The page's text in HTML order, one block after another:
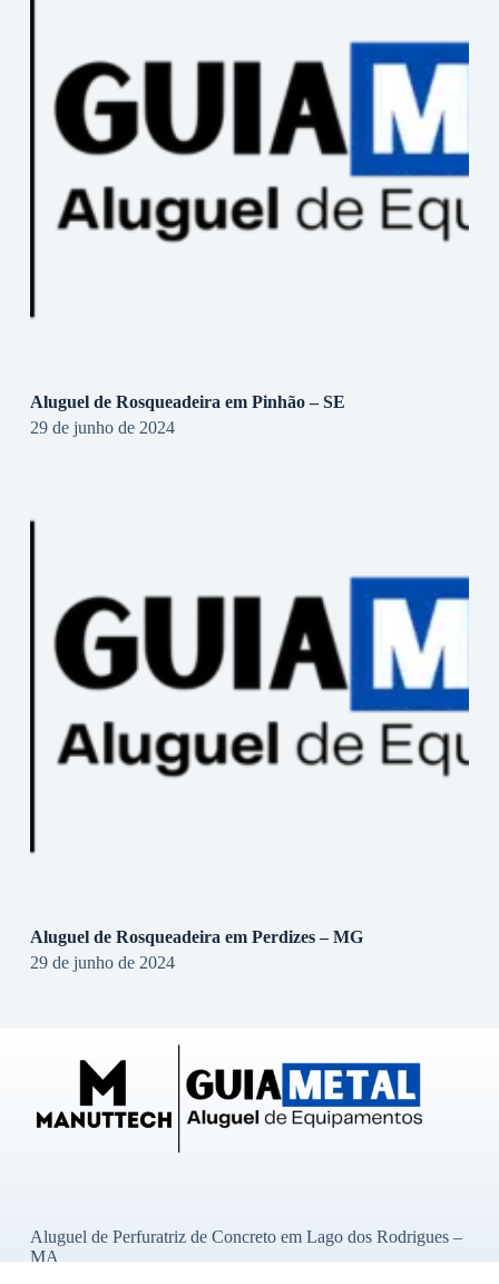
Aluguel de Rosqueadeira em Pinhão – SE
29 de junho de 2024
Aluguel de Rosqueadeira em Perdizes – MG
29 de junho de 2024
Aluguel de Perfuratriz de Concreto em Lago dos Rodrigues –
MA